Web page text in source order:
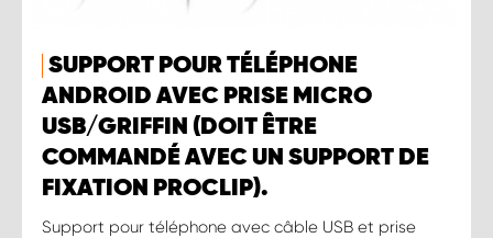
SUPPORT POUR TÉLÉPHONE
ANDROID AVEC PRISE MICRO
USB/GRIFFIN (DOIT ÊTRE
COMMANDÉ AVEC UN SUPPORT DE
FIXATION PROCLIP).
Support pour téléphone avec câble USB et prise